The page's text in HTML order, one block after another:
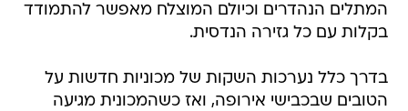
המתלים הנהדרים וכיולם המוצלח מאפשר להתמודד
בקלות עם כל גזירה הנדסית.
בדרך כלל נערכות השקות של מכוניות חדשות על
הטובים שבכבישי אירופה, ואז כשהמכונית מגיעה